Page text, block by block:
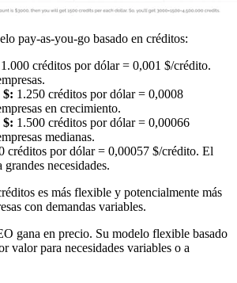
pay-as-you-go basado en créditos:
1.000 créditos por dólar = 0,001 $/crédito.
$: 1.250 créditos por dólar = 0,0008
en crecimiento.
$: 1.500 créditos por dólar = 0,00066
medianas.
créditos por dólar = 0,00057 $/crédito. El
necesidades.
es más flexible y potencialmente más
con demandas variables.
gana en precio. Su modelo flexible basado
valor para necesidades variables o a